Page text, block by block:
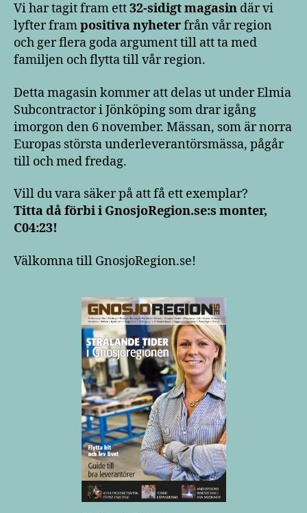
Vi har tagit fram ett32-sidigt magasin där vi
lyfter frampositiva nyheterfrån vår region
och ger flera goda argument till att ta med
familjen och flytta till vår region.
Detta magasin kommer att delas ut under Elmia
Subcontractor i Jönköping som drar igång
imorgon den 6 november. Mässan, som är norra
Europas största underleverantörsmässa, pågår
till och med fredag.
Vill du vara säker på att få ett exemplar?
Titta då förbi i GnosjoRegion.se:s monter,
C04:23!
Välkomna till GnosjoRegion.se!